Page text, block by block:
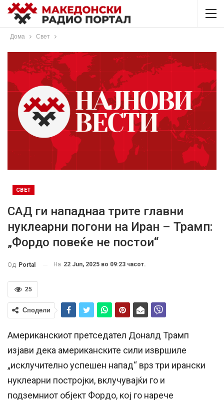
Дома Свет
СВЕТ
САД ги нападнаа трите главни
нуклеарни погони на Иран – Трамп:
„Фордо повеќе не постои“
Од Portal На 22 Jun, 2025 во 09:23 часот.
25
Сподели
Американскиот претседател Доналд Трамп
изјави дека американските сили извршиле
„исклучително успешен напад“ врз три ирански
нуклеарни постројки, вклучувајќи го и
подземниот објект Фордо, кој го нарече